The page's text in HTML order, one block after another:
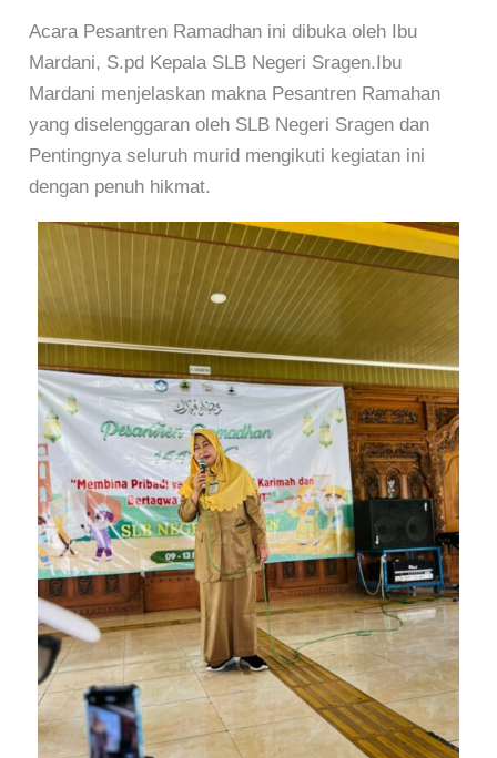
Acara Pesantren Ramadhan ini dibuka oleh Ibu
Mardani, S.pd Kepala SLB Negeri Sragen.Ibu
Mardani menjelaskan makna Pesantren Ramahan
yang diselenggaran oleh SLB Negeri Sragen dan
Pentingnya seluruh murid mengikuti kegiatan ini
dengan penuh hikmat.